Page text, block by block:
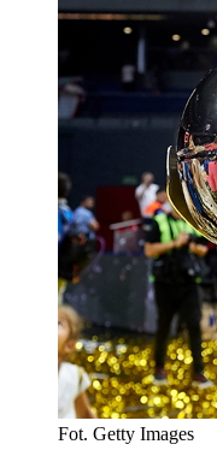
Fot. Getty Images